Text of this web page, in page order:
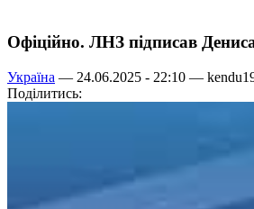
Офіційно. ЛНЗ підписав
Україна — 24.06.2025 - 22:10 —
Поділитись: